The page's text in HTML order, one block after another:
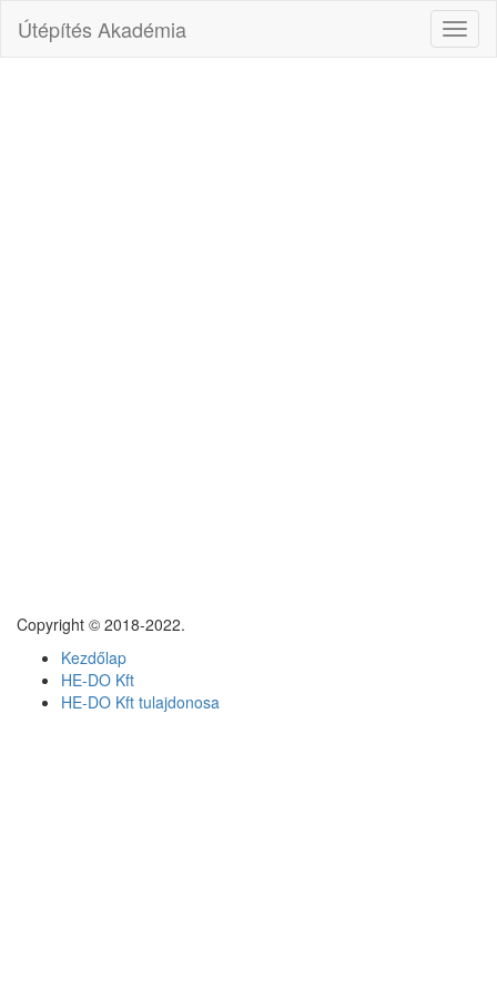
Útépítés Akadémia
Copyright © 2018-2022.
Kezdőlap
HE-DO Kft
HE-DO Kft tulajdonosa